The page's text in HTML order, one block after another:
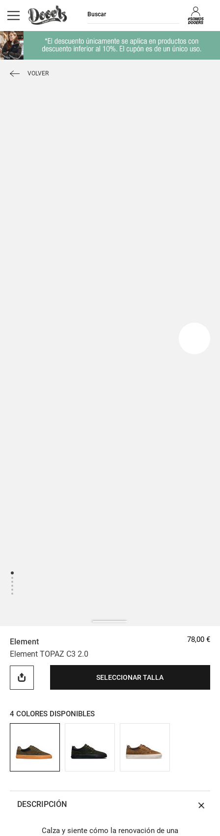
VOLVER
Element
Element TOPAZ C3 2.0
78,00 €
SELECCIONAR TALLA
4 COLORES DISPONIBLES
DESCRIPCIÓN
Calza y siente cómo la renovación de una